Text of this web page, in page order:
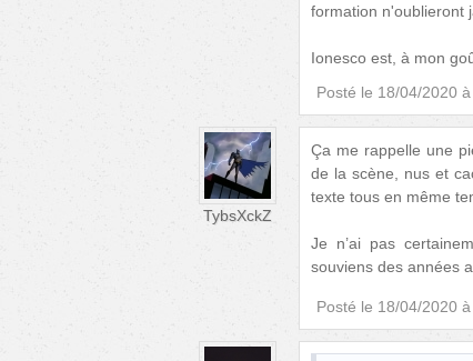
formation n'oublieront
Ionesco est, à mon
Posté le 18/04/2020
TybsXckZ
Ça me rappelle une
de la scène, nus et
texte tous en même
Je n’ai pas
souviens des années
Posté le 18/04/2020